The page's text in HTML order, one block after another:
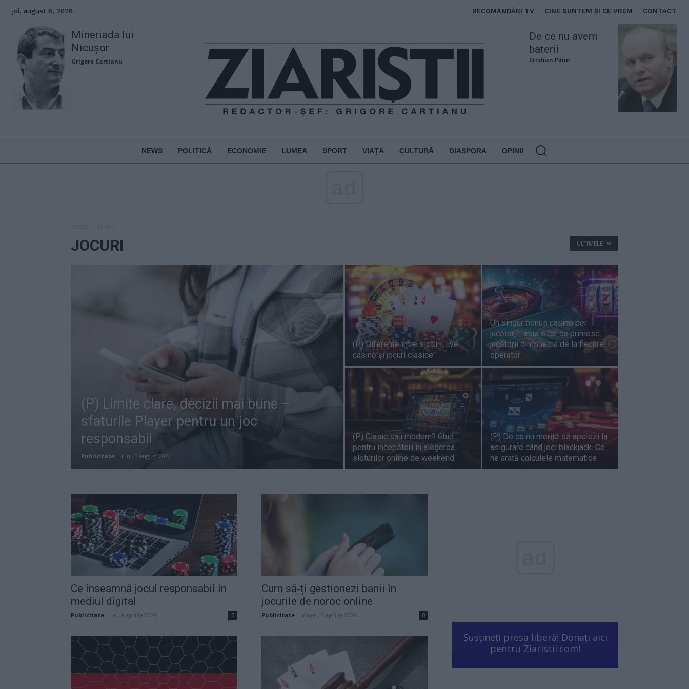
joi, august 6, 2026 RECOMANDĂRI TV CINE SUNTEM ȘI CE VREM CONTACT
Mineriada lui
Nicușor
Grigore Cartianu
De ce nu avem
baterii
Cristian Păun
NEWS POLITICĂ ECONOMIE LUMEA SPORT VIAȚA CULTURĂ DIASPORA OPINII
JOCURI ULTIMELE
(P) Limite clare, decizii mai bune –
sfaturile Player pentru un joc
responsabil
Publicitate - luni, 3 august 2026
(P) Diferențe între sloturi, live
casino și jocuri clasice
Un singur bonus casino per
jucător – asta e tot ce primesc
jucătorii din Suedia de la fiecare
operator
(P) Clasic sau modern? Ghid
pentru începători în alegerea
sloturilor online de weekend
(P) De ce nu merită să apelezi la
asigurare când joci blackjack. Ce
ne arată calculele matematice
Ce înseamnă jocul responsabil în
mediul digital
Publicitate joi, 9 aprilie 2026 0
Cum să-ți gestionezi banii în
jocurile de noroc online
Publicitate vineri, 3 aprilie 2026 0
Susțineți presa liberă! Donați aici
pentru Ziaristii.com!